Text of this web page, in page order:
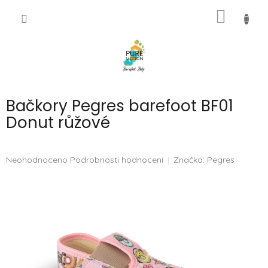
Bačkory Pegres barefoot BF01
Donut růžové
Průměrné
Neohodnoceno Podrobnosti hodnocení Značka: Pegres